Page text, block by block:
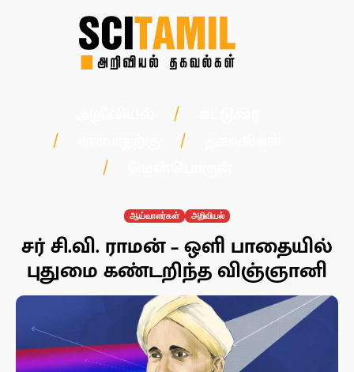
ஆய்வாளர்கள் அறிவியல்
சர் சி.வி. ராமன் – ஒளி பாதையில்
புதுமை கண்டறிந்த விஞ்ஞானி